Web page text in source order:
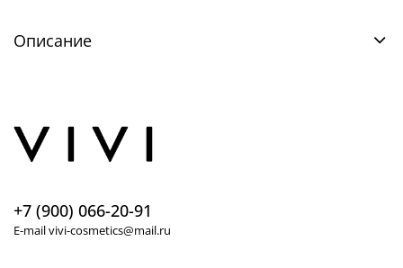
Описание
+7 (900) 066-20-91
E-mail vivi-cosmetics@mail.ru